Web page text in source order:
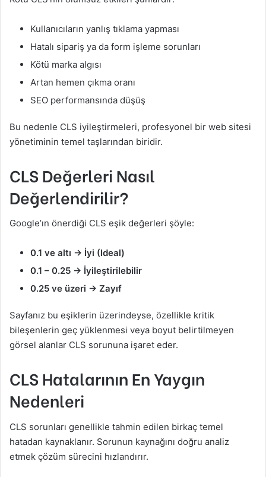
Kullanıcıların yanlış tıklama yapması
Hatalı sipariş ya da form işleme sorunları
Kötü marka algısı
Artan hemen çıkma oranı
SEO performansında düşüş
Bu nedenle CLS iyileştirmeleri, profesyonel bir web sitesi
yönetiminin temel taşlarından biridir.
CLS Değerleri Nasıl
Değerlendirilir?
Google’ın önerdiği CLS eşik değerleri şöyle:
0.1 ve altı → İyi (Ideal)
0.1 – 0.25 → İyileştirilebilir
0.25 ve üzeri → Zayıf
Sayfanız bu eşiklerin üzerindeyse, özellikle kritik
bileşenlerin geç yüklenmesi veya boyut belirtilmeyen
görsel alanlar CLS sorununa işaret eder.
CLS Hatalarının En Yaygın
Nedenleri
CLS sorunları genellikle tahmin edilen birkaç temel
hatadan kaynaklanır. Sorunun kaynağını doğru analiz
etmek çözüm sürecini hızlandırır.